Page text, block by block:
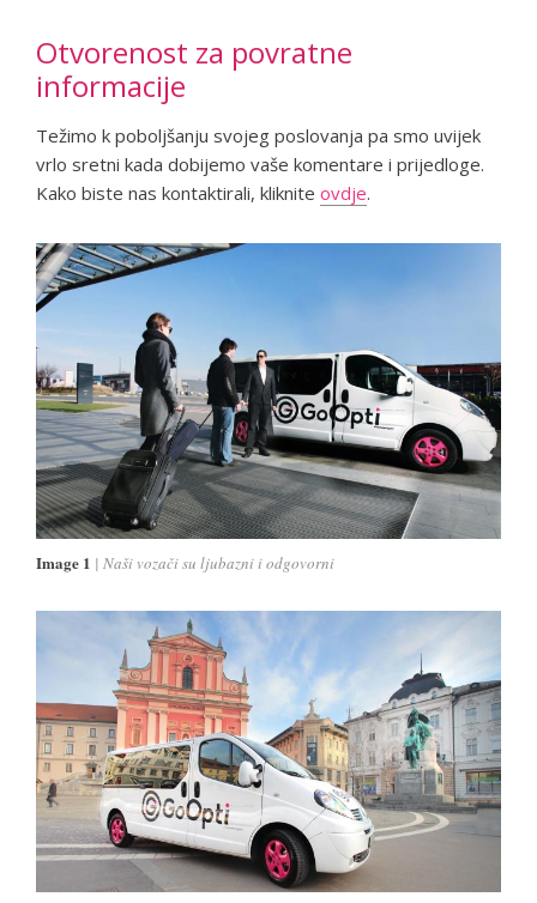
Otvorenost za povratne
informacije
Težimo k poboljšanju svojeg poslovanja pa smo uvijek
vrlo sretni kada dobijemo vaše komentare i prijedloge.
Kako biste nas kontaktirali, kliknite ovdje.
Image 1 Naši vozači su ljubazni i odgovorni